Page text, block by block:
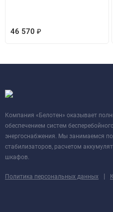
46 570 ₽
Компания «Белотен» оказывает
обеспечением систем
энергоснабжения. Мы занимаемся
стабилизаторов, расчетом
шкафов.
Политика персональных данных |